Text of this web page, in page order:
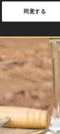
同意する